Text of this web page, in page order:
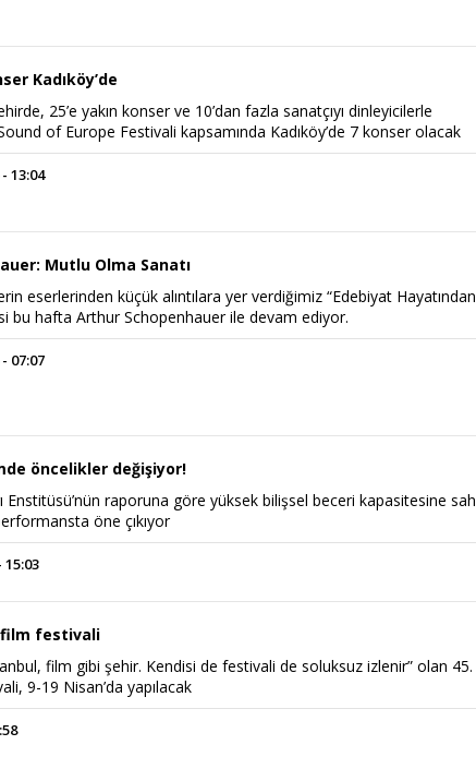
Kadıköy’de
25’e yakın konser ve 10’dan fazla sanatçıyı dinleyicilerle
of Europe Festivali kapsamında Kadıköy’de 7 konser olacak
13:04
Mutlu Olma Sanatı
eserlerinden küçük alıntılara yer verdiğimiz “Edebiyat Hayatından
bu hafta Arthur Schopenhauer ile devam ediyor.
07:07
öncelikler değişiyor!
Enstitüsü’nün raporuna göre yüksek bilişsel beceri kapasitesine
öne çıkıyor
film festivali
film gibi şehir. Kendisi de festivali de soluksuz izlenir” olan 45.
9-19 Nisan’da yapılacak